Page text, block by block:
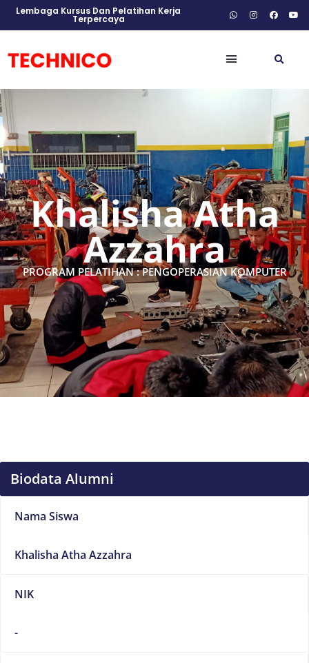
Lembaga Kursus Dan Pelatihan Kerja
Terpercaya
Khalisha Atha
Azzahra
PROGRAM PELATIHAN : PENGOPERASIAN KOMPUTER
Biodata Alumni
Nama Siswa
Khalisha Atha Azzahra
NIK
-